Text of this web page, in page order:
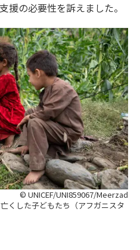
援の必要性を訴えました。
© UNICEF/UNI859067/Meerzad
くした子どもたち（アフガニスタ